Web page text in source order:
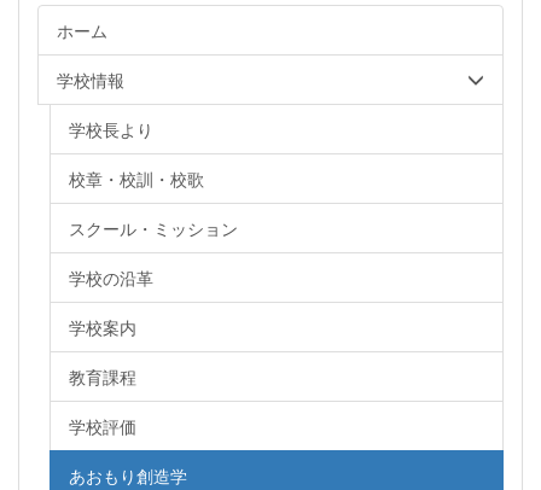
ホーム
学校情報
学校長より
校章・校訓・校歌
スクール・ミッション
学校の沿革
学校案内
教育課程
学校評価
あおもり創造学